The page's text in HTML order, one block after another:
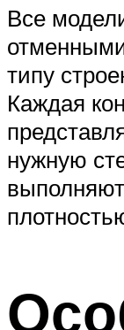
Все
типу
Каждая
нужную